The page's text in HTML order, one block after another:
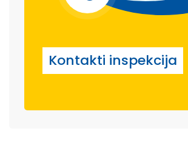
Kontakti inspekcija